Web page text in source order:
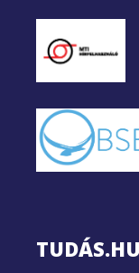
TUDÁS.HU